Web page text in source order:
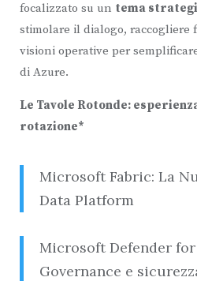
focalizzato su un tema
stimolare il dialogo, raccogliere
visioni operative per
di Azure.
Le Tavole Rotonde:
rotazione*
Microsoft Fabric: La
Data Platform
Microsoft Defender
Governance e